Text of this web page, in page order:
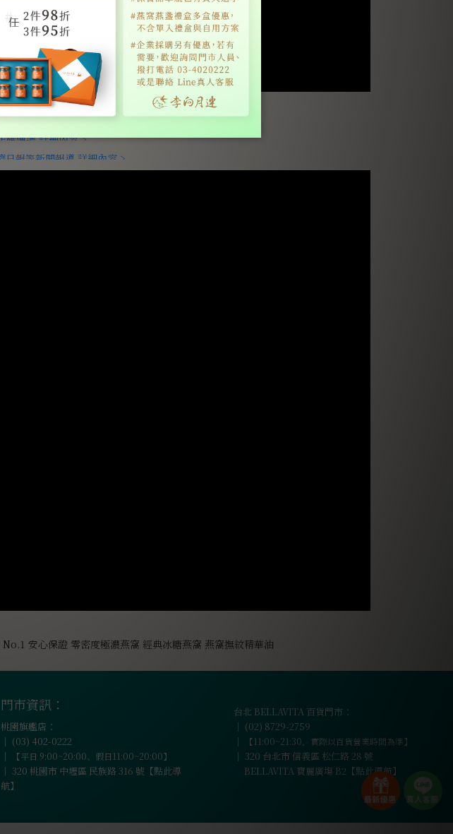
門市資訊：
桃園旗艦店：
｜ (03) 402-0222
｜
【平日 9:00~20:00、假日11:00~20:00】
｜ 320 桃園市 中壢區 民族路 316 號【點此導
航】
台北 BELLAVITA 百貨門市：
｜ (02) 8729-2759
｜
【11:00~21:30，實際以百貨營業時間為準】
｜ 320 台北市 信義區 松仁路 28 號
BELLAVITA 寶麗廣塲 B2【點此導航】